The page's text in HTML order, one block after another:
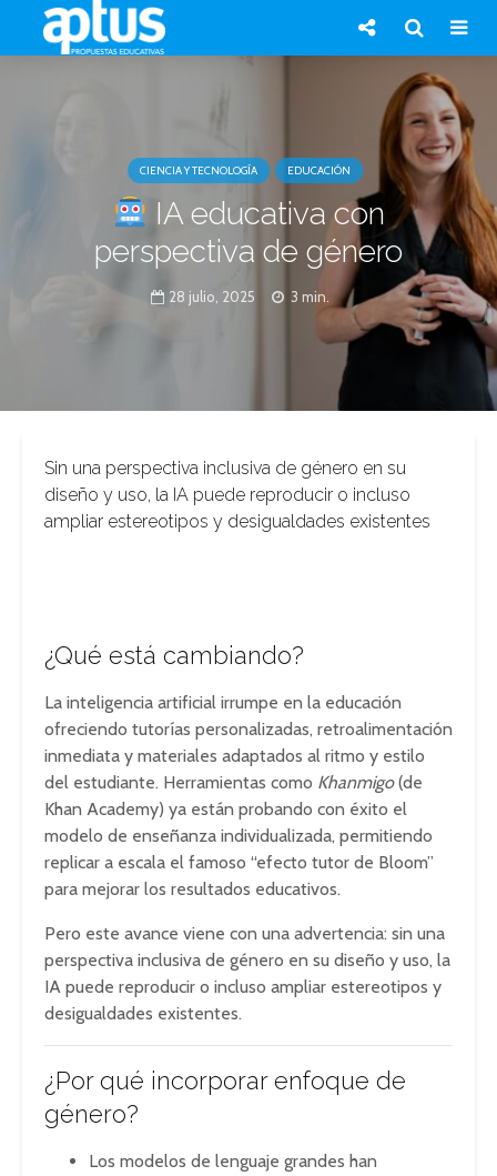
CIENCIA Y TECNOLOGÍA EDUCACIÓN
IA educativa con
perspectiva de género
28 julio, 2025 3 min.
Sin una perspectiva inclusiva de género en su
diseño y uso, la IA puede reproducir o incluso
ampliar estereotipos y desigualdades existentes
¿Qué está cambiando?
La inteligencia artificial irrumpe en la educación
ofreciendo tutorías personalizadas, retroalimentación
inmediata y materiales adaptados al ritmo y estilo
del estudiante. Herramientas como Khanmigo(de
Khan Academy) ya están probando con éxito el
modelo de enseñanza individualizada, permitiendo
replicar a escala el famoso “efecto tutor de Bloom”
para mejorar los resultados educativos.
Pero este avance viene con una advertencia: sin una
perspectiva inclusiva de género en su diseño y uso, la
IA puede reproducir o incluso ampliar estereotipos y
desigualdades existentes.
¿Por qué incorporar enfoque de
género?
Los modelos de lenguaje grandes han